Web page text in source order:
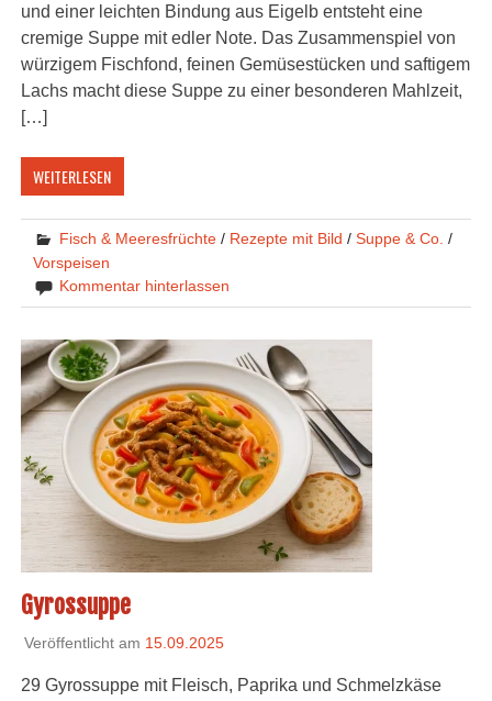
und einer leichten Bindung aus Eigelb entsteht eine
cremige Suppe mit edler Note. Das Zusammenspiel von
würzigem Fischfond, feinen Gemüsestücken und saftigem
Lachs macht diese Suppe zu einer besonderen Mahlzeit,
[…]
WEITERLESEN
Fisch & Meeresfrüchte / Rezepte mit Bild /Suppe & Co. /
Vorspeisen
Kommentar hinterlassen
Gyrossuppe
Veröffentlicht am 15.09.2025
29 Gyrossuppe mit Fleisch, Paprika und Schmelzkäse